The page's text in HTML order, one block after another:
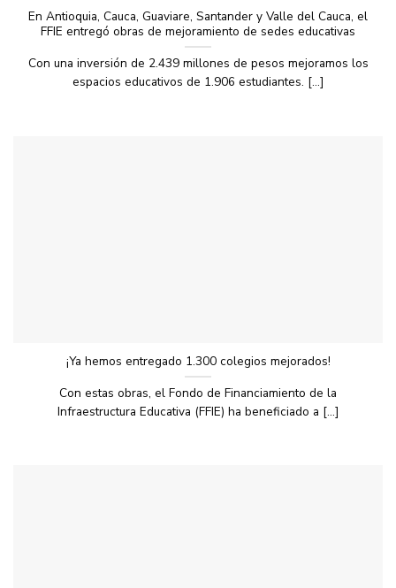
En Antioquia, Cauca, Guaviare, Santander y Valle del Cauca, el
FFIE entregó obras de mejoramiento de sedes educativas
Con una inversión de 2.439 millones de pesos mejoramos los
espacios educativos de 1.906 estudiantes. [...]
¡Ya hemos entregado 1.300 colegios mejorados!
Con estas obras, el Fondo de Financiamiento de la
Infraestructura Educativa (FFIE) ha beneficiado a [...]